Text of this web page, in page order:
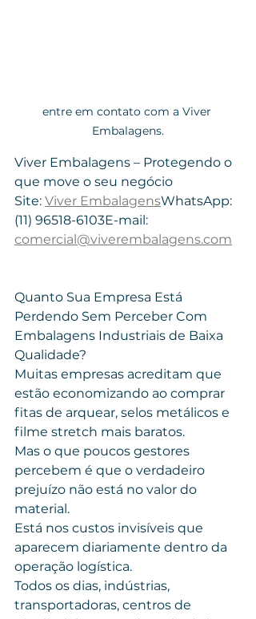
entre em contato com a Viver
Embalagens.
Viver Embalagens – Protegendo o
que move o seu negócio
Site: Viver EmbalagensWhatsApp:
(11) 96518-6103E-mail:
comercial@viverembalagens.com
Quanto Sua Empresa Está
Perdendo Sem Perceber Com
Embalagens Industriais de Baixa
Qualidade?
Muitas empresas acreditam que
estão economizando ao comprar
fitas de arquear, selos metálicos e
filme stretch mais baratos.
Mas o que poucos gestores
percebem é que o verdadeiro
prejuízo não está no valor do
material.
Está nos custos invisíveis que
aparecem diariamente dentro da
operação logística.
Todos os dias, indústrias,
transportadoras, centros de